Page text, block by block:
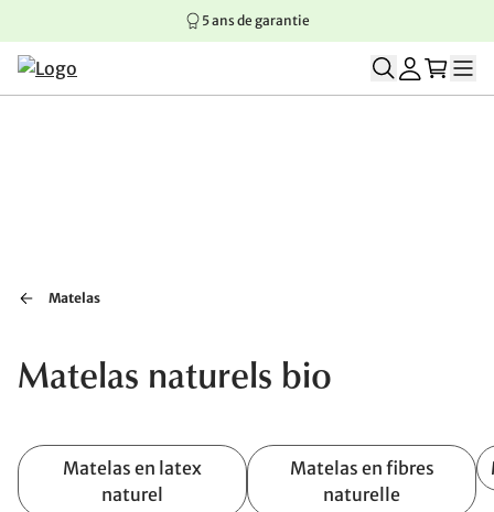
Aller au contenu principal
Aller à la navigation principale
Aller au pied de page
5 ans de garantie
Matelas
Matelas naturels bio
Matelas en latex
naturel
Matelas en fibres
naturelle